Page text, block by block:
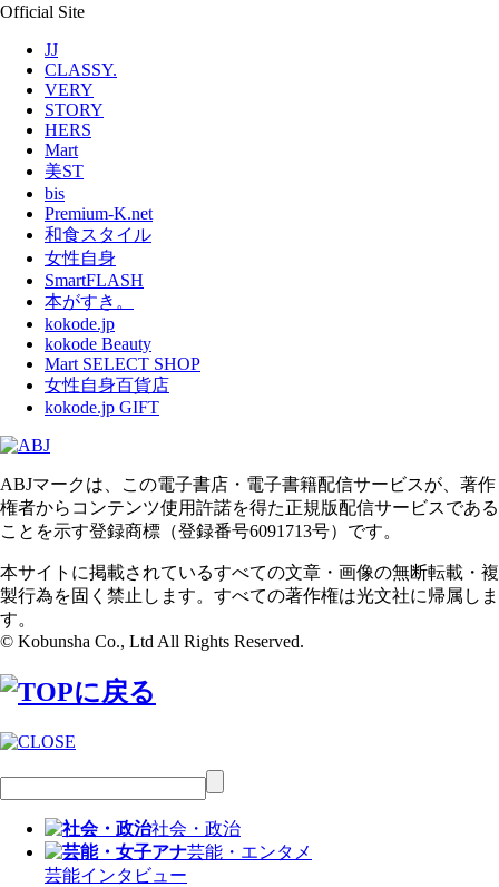
Official Site
JJ
CLASSY.
VERY
STORY
HERS
Mart
美ST
bis
Premium-K.net
和食スタイル
女性自身
SmartFLASH
本がすき。
kokode.jp
kokode Beauty
Mart SELECT SHOP
女性自身百貨店
kokode.jp GIFT
ABJマークは、この電子書店・電子書籍配信サービスが、著作
権者からコンテンツ使用許諾を得た正規版配信サービスである
ことを示す登録商標（登録番号6091713号）です。
本サイトに掲載されているすべての文章・画像の無断転載・複
製行為を固く禁止します。すべての著作権は光文社に帰属しま
す。
© Kobunsha Co., Ltd All Rights Reserved.
社会・政治
芸能・エンタメ
芸能インタビュー